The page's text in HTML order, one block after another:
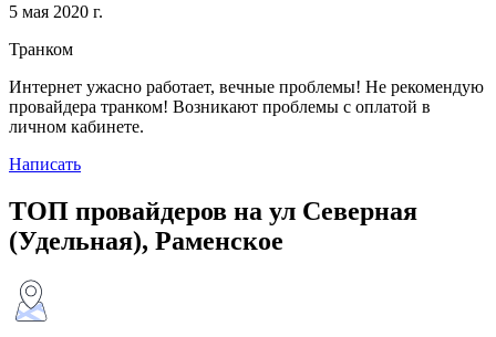
5 мая 2020 г.
Транком
Интернет ужасно работает, вечные проблемы! Не рекомендую
провайдера транком! Возникают проблемы с оплатой в
личном кабинете.
Написать
ТОП провайдеров на ул Северная
(Удельная), Раменское